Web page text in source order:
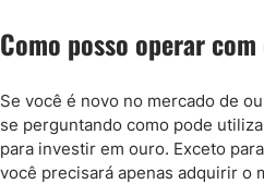
Como posso operar
Se você é novo no mercado de
se perguntando como pode
para investir em ouro. Exceto
você precisará apenas adquirir o